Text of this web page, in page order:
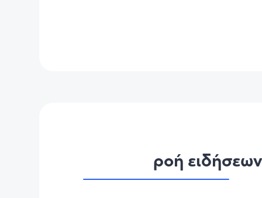
ροή ειδήσεων